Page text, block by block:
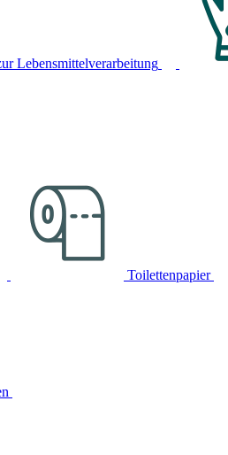
Lebensmittelverarbeitung
Toilettenpapier